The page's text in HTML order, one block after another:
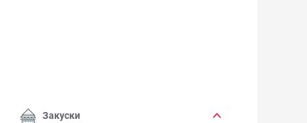
лепешки Пури - фото готового блюда
Закуски